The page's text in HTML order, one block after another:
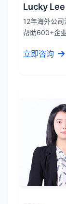
Lucky Lee
12年海外公司
帮助600+企
立即咨询